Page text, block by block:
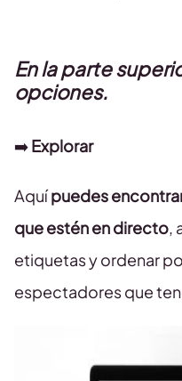
En la parte
opciones.
➡️Explorar
Aquípuedes
que estén en directo,
etiquetas y ordenar
espectadores que